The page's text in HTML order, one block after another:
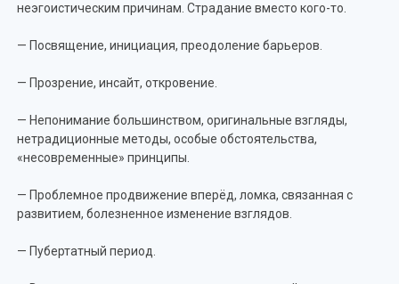
неэгоистическим причинам. Страдание вместо кого-то.
— Посвящение, инициация, преодоление барьеров.
— Прозрение, инсайт, откровение.
— Непонимание большинством, оригинальные взгляды,
нетрадиционные методы, особые обстоятельства,
«несовременные» принципы.
— Проблемное продвижение вперёд, ломка, связанная с
развитием, болезненное изменение взглядов.
— Пубертатный период.